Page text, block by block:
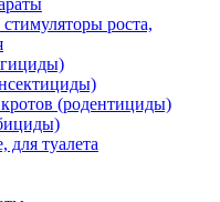
роста,
(родентициды)
для туалета